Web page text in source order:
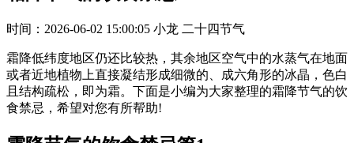
时间： 2026-06-02 15:00:05 小龙 二十四节气
霜降低纬度地区仍还比较热，其余地区空气中的水蒸气在地面
或者近地植物上直接凝结形成细微的、成六角形的冰晶，色白
且结构疏松，即为霜。下面是小编为大家整理的霜降节气的饮
食禁忌，希望对您有所帮助!